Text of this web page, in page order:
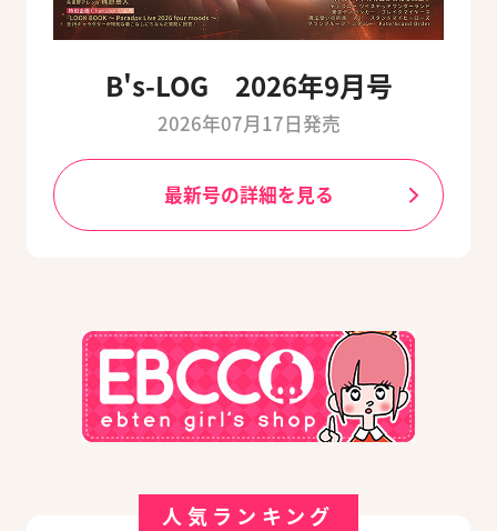
B's-LOG 2026年9月号
2026年07月17日発売
最新号の詳細を見る
人気ランキング